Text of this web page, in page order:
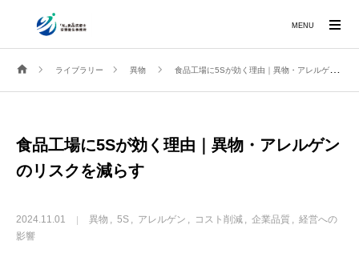
ライブラリー 異物 食品工場に5Sが効く理由｜異物・アレルゲンのリスクを減らす
食品工場に5Sが効く理由｜異物・アレルゲン
のリスクを減らす
2024.11.01 異物 5S アレルゲン コスト削減 企業品質
経営への
影響
MENU